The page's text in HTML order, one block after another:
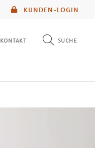
KUNDEN-LOGIN
kontakt suche